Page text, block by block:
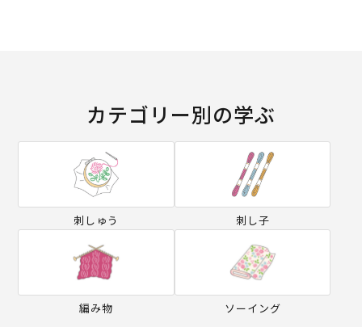
カテゴリー別の学ぶ
刺しゅう 刺し子
編み物 ソーイング